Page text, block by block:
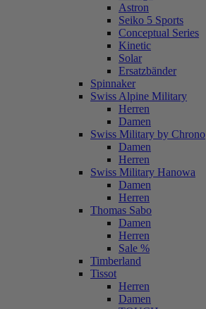
Astron
Seiko 5 Sports
Conceptual Series
Kinetic
Solar
Ersatzbänder
Spinnaker
Swiss Alpine Military
Herren
Damen
Swiss Military by Chrono
Damen
Herren
Swiss Military Hanowa
Damen
Herren
Thomas Sabo
Damen
Herren
Sale %
Timberland
Tissot
Herren
Damen